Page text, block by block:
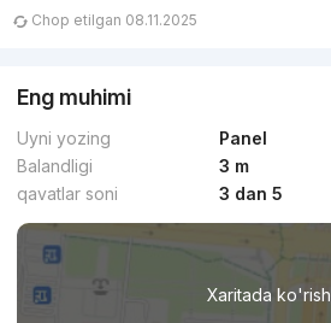
Chop etilgan 08.11.2025
Eng muhimi
Uyni yozing
Panel
Balandligi
3 m
qavatlar soni
3 dan 5
Xaritada ko'rish